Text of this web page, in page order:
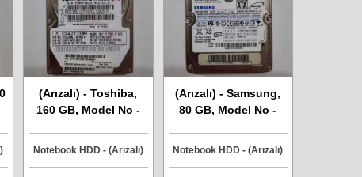
(Arızalı) - Toshiba,
160 GB, Model No -
Notebook HDD - (Arızalı)
(Arızalı) - Samsung,
80 GB, Model No -
Notebook HDD - (Arızalı)